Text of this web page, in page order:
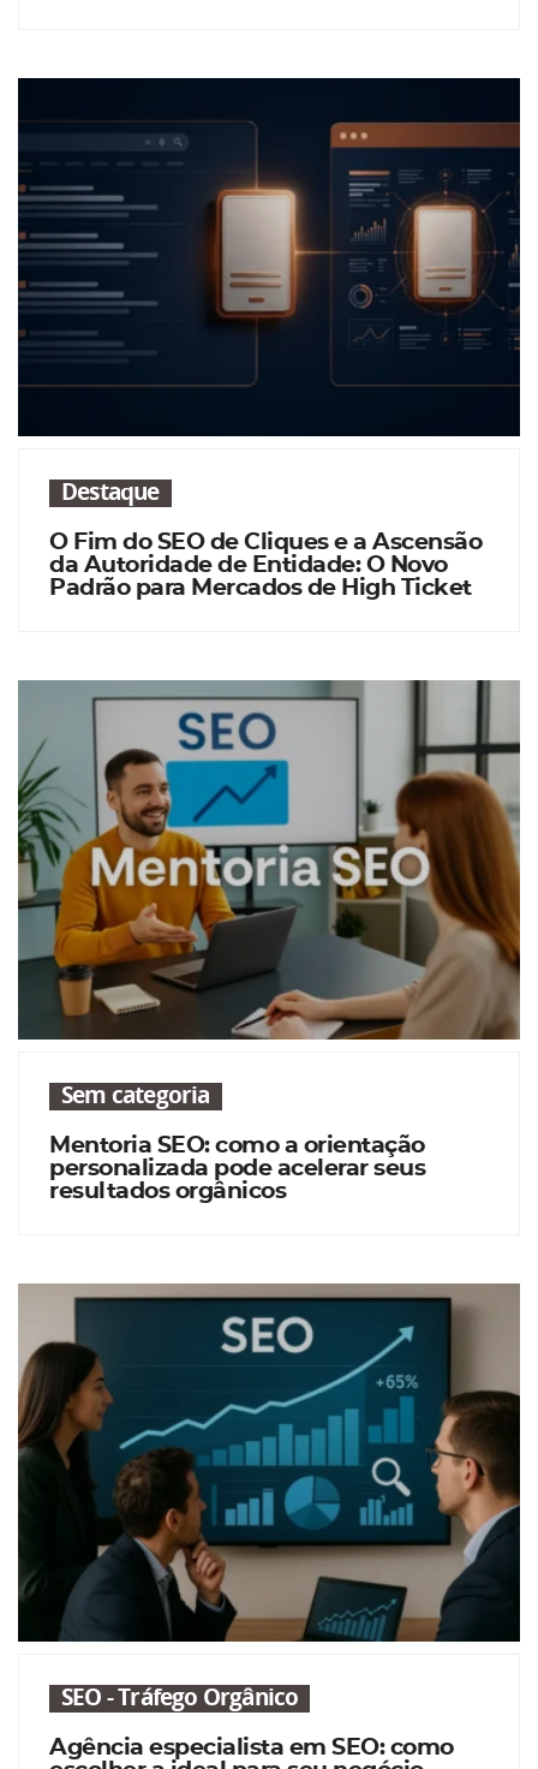
Destaque
O Fim do SEO de Cliques e a Ascensão
da Autoridade de Entidade: O Novo
Padrão para Mercados de High Ticket
Sem categoria
Mentoria SEO: como a orientação
personalizada pode acelerar seus
resultados orgânicos
SEO - Tráfego Orgânico
Agência especialista em SEO: como